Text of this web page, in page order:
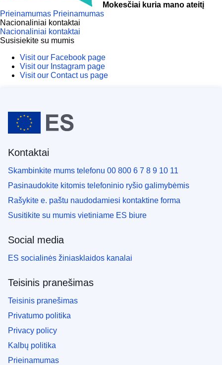
Mokesčiai kuria mano ateitį
Prieinamumas Prieinamumas
Nacionaliniai kontaktai
Nacionaliniai kontaktai
Susisiekite su mumis
Visit our Facebook page
Visit our Instagram page
Visit our Contact us page
Kontaktai
Skambinkite mums telefonu 00 800 6 7 8 9 10 11
Pasinaudokite kitomis telefoninio ryšio galimybėmis
Rašykite e. paštu naudodamiesi kontaktine forma
Susitikite su mumis vietiniame ES biure
Social media
ES socialinės žiniasklaidos kanalai
Teisinis pranešimas
Teisinis pranešimas
Privatumo politika
Privacy policy
Kalbų politika
Prieinamumas